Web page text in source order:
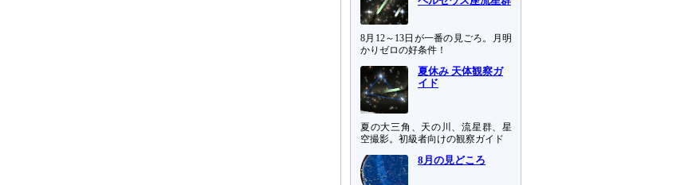
8月12～13日が一番の見ごろ。月明
かりゼロの好条件！
夏休み 天体観察ガ
イド
夏の大三角、天の川、流星群、星
空撮影。初級者向けの観察ガイド
8月の見どころ